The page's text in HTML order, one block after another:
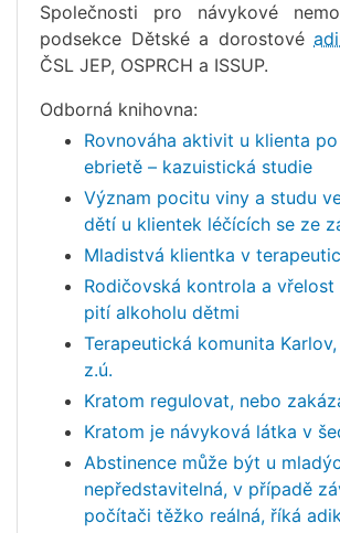
Společnosti pro návykové
podsekce Dětské a dorostové
ČSL JEP, OSPRCH a ISSUP.
Odborná knihovna:
Rovnováha aktivit u klienta
ebrietě – kazuistická studie
Význam pocitu viny a studu
dětí u klientek léčících se ze
Mladistvá klientka v
Rodičovská kontrola a
pití alkoholu dětmi
Terapeutická komunita Karlov,
z.ú.
Kratom regulovat, nebo
Kratom je návyková látka v
Abstinence může být u
nepředstavitelná, v případě
počítači těžko reálná, říká